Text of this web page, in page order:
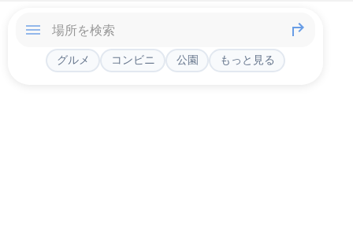
グルメ コンビニ 公園 もっと見る